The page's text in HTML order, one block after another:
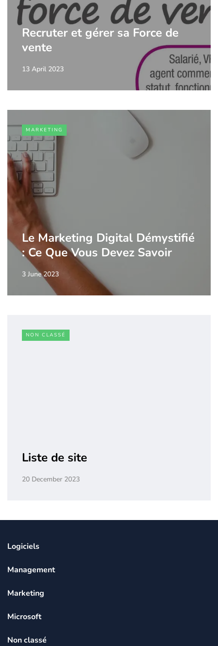
Recruter et gérer sa Force de
vente
13 April 2023
MARKETING
Le Marketing Digital Démystifié
: Ce Que Vous Devez Savoir
3 June 2023
NON CLASSÉ
Liste de site
20 December 2023
Logiciels
Management
Marketing
Microsoft
Non classé